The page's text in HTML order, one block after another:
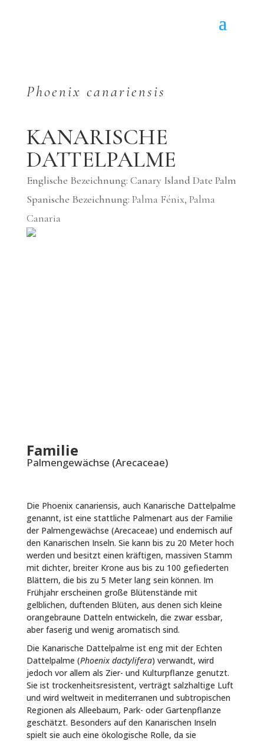
Phoenix canariensis
KANARISCHE
DATTELPALME
Englische Bezeichnung: Canary Island Date Palm
Spanische Bezeichnung: Palma Fénix, Palma
Canaria
Familie
Palmengewächse (Arecaceae)
Die Phoenix canariensis, auch Kanarische Dattelpalme
genannt, ist eine stattliche Palmenart aus der Familie
der Palmengewächse (Arecaceae) und endemisch auf
den Kanarischen Inseln. Sie kann bis zu 20 Meter hoch
werden und besitzt einen kräftigen, massiven Stamm
mit dichter, breiter Krone aus bis zu 100 gefiederten
Blättern, die bis zu 5 Meter lang sein können. Im
Frühjahr erscheinen große Blütenstände mit
gelblichen, duftenden Blüten, aus denen sich kleine
orangebraune Datteln entwickeln, die zwar essbar,
aber faserig und wenig aromatisch sind.
Die Kanarische Dattelpalme ist eng mit der Echten
Dattelpalme (Phoenix dactylifera) verwandt, wird
jedoch vor allem als Zier- und Kulturpflanze genutzt.
Sie ist trockenheitsresistent, verträgt salzhaltige Luft
und wird weltweit in mediterranen und subtropischen
Regionen als Alleebaum, Park- oder Gartenpflanze
geschätzt. Besonders auf den Kanarischen Inseln
spielt sie auch eine ökologische Rolle, da sie